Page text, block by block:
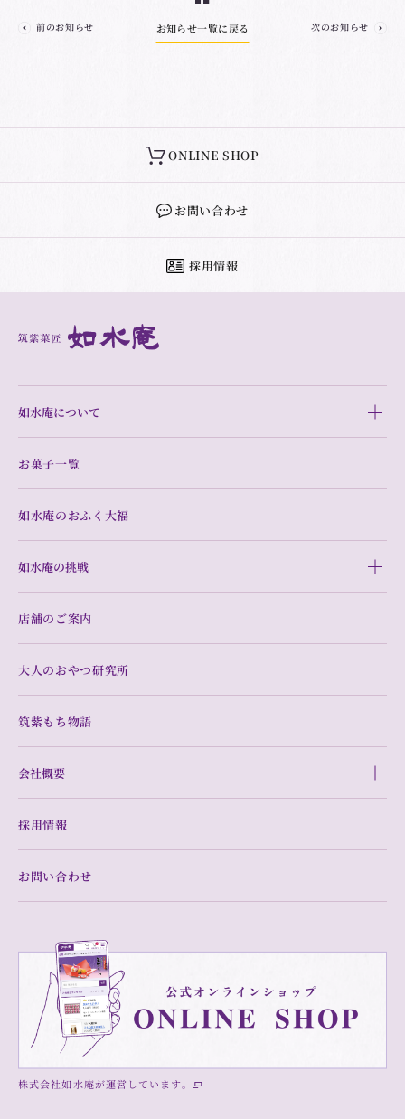
前のお知らせ お知らせ一覧に戻る 次のお知らせ
ONLINE SHOP
お問い合わせ
採用情報
如水庵について
お菓子一覧
如水庵のおふく大福
如水庵の挑戦
店舗のご案内
大人のおやつ研究所
筑紫もち物語
会社概要
採用情報
お問い合わせ
株式会社如水庵が運営しています。